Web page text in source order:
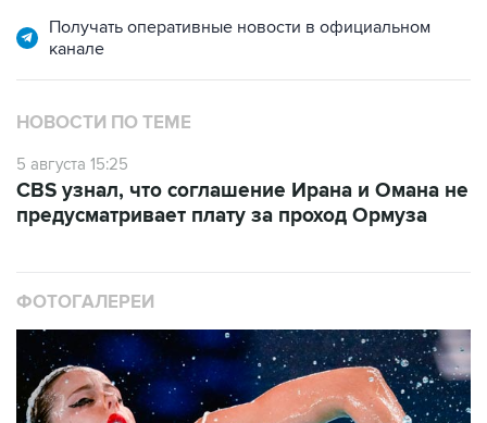
Получать оперативные новости в официальном
канале
НОВОСТИ ПО ТЕМЕ
5 августа 15:25
CBS узнал, что соглашение Ирана и Омана не
предусматривает плату за проход Ормуза
ФОТОГАЛЕРЕИ